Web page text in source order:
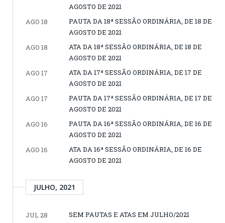
AGOSTO DE 2021
AGO 18
PAUTA DA 18ª SESSÃO ORDINÁRIA, DE 18 DE
AGOSTO DE 2021
AGO 18
ATA DA 18ª SESSÃO ORDINÁRIA, DE 18 DE
AGOSTO DE 2021
AGO 17
ATA DA 17ª SESSÃO ORDINÁRIA, DE 17 DE
AGOSTO DE 2021
AGO 17
PAUTA DA 17ª SESSÃO ORDINÁRIA, DE 17 DE
AGOSTO DE 2021
AGO 16
PAUTA DA 16ª SESSÃO ORDINÁRIA, DE 16 DE
AGOSTO DE 2021
AGO 16
ATA DA 16ª SESSÃO ORDINÁRIA, DE 16 DE
AGOSTO DE 2021
JULHO, 2021
JUL 28 SEM PAUTAS E ATAS EM JULHO/2021